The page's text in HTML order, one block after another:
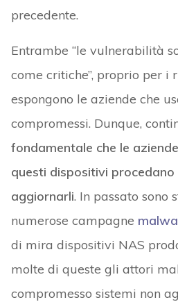
precedente.
Entrambe “le vulnerabilità
come critiche”, proprio per i
espongono le aziende che
compromessi. Dunque,
fondamentale che le
questi dispositivi
aggiornarli. In passato sono
numerose campagne
di mira dispositivi NAS
molte di queste gli attori
compromesso sistemi non